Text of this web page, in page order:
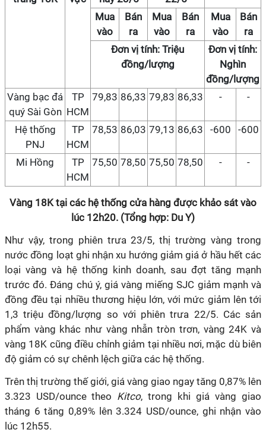
Mua
vào
Bán
ra
Mua
vào
Bán
ra
Mua
vào
Bán
ra
Đơn vị tính: Triệu
đồng/lượng
Đơn vị tính:
Nghìn
đồng/lượng
Vàng bạc đá
quý Sài Gòn
TP
HCM
79,83 86,33 79,83 86,33 - -
Hệ thống
PNJ
TP
HCM
78,53 86,03 79,13 86,63 -600 -600
Mi Hồng
TP
HCM
75,50 78,50 75,50 78,50 - -
Vàng 18K tại các hệ thống cửa hàng được khảo sát vào
lúc 12h20. (Tổng hợp: Du Y)
Như vậy, trong phiên trưa 23/5, thị trường vàng trong
nước đồng loạt ghi nhận xu hướng giảm giá ở hầu hết các
loại vàng và hệ thống kinh doanh, sau đợt tăng mạnh
trước đó. Đáng chú ý, giá vàng miếng SJC giảm mạnh và
đồng đều tại nhiều thương hiệu lớn, với mức giảm lên tới
1,3 triệu đồng/lượng so với phiên trưa 22/5. Các sản
phẩm vàng khác như vàng nhẫn tròn trơn, vàng 24K và
vàng 18K cũng điều chỉnh giảm tại nhiều nơi, mặc dù biên
độ giảm có sự chênh lệch giữa các hệ thống.
Trên thị trường thế giới, giá vàng giao ngay tăng 0,87% lên
3.323 USD/ounce theo Kitco, trong khi giá vàng giao
tháng 6 tăng 0,89% lên 3.324 USD/ounce, ghi nhận vào
lúc 12h55.